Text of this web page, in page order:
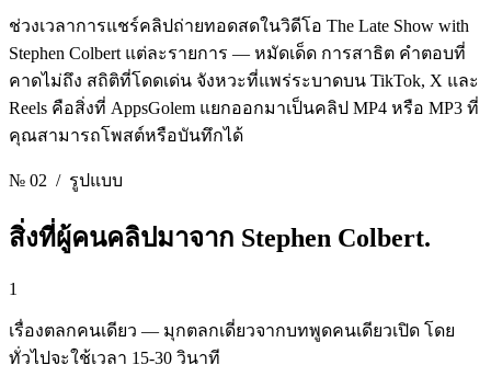
ช่วงเวลาการแชร์คลิปถ่ายทอดสดในวิดีโอ The Late Show with
Stephen Colbert แต่ละรายการ — หมัดเด็ด การสาธิต คําตอบที่
คาดไม่ถึง สถิติที่โดดเด่น จังหวะที่แพร่ระบาดบน TikTok, X และ
Reels คือสิ่งที่ AppsGolem แยกออกมาเป็นคลิป MP4 หรือ MP3 ที่
คุณสามารถโพสต์หรือบันทึกได้
№ 02 / รูปแบบ
สิ่งที่ผู้คนคลิปมาจาก Stephen Colbert.
1
เรื่องตลกคนเดียว — มุกตลกเดี่ยวจากบทพูดคนเดียวเปิด โดย
ทั่วไปจะใช้เวลา 15-30 วินาที